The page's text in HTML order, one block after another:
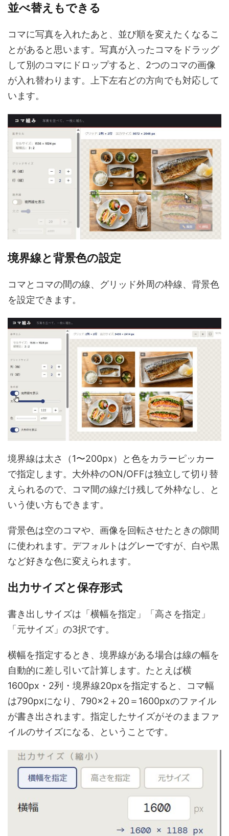
並べ替えもできる
コマに写真を入れたあと、並び順を変えたくなるこ
とがあると思います。写真が入ったコマをドラッグ
して別のコマにドロップすると、2つのコマの画像
が入れ替わります。上下左右どの方向でも対応して
います。
境界線と背景色の設定
コマとコマの間の線、グリッド外周の枠線、背景色
を設定できます。
境界線は太さ（1〜200px）と色をカラーピッカー
で指定します。大外枠のON/OFFは独立して切り替
えられるので、コマ間の線だけ残して外枠なし、と
いう使い方もできます。
背景色は空のコマや、画像を回転させたときの隙間
に使われます。デフォルトはグレーですが、白や黒
など好きな色に変えられます。
出力サイズと保存形式
書き出しサイズは「横幅を指定」「高さを指定」
「元サイズ」の3択です。
横幅を指定するとき、境界線がある場合は線の幅を
自動的に差し引いて計算します。たとえば横
1600px・2列・境界線20pxを指定すると、コマ幅
は790pxになり、790×2＋20＝1600pxのファイル
が書き出されます。指定したサイズがそのままファ
イルのサイズになる、ということです。